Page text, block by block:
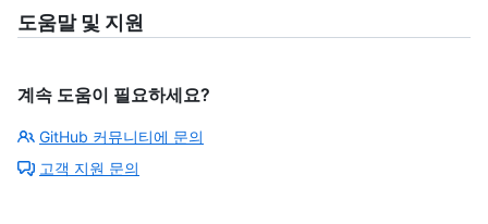
도움말 및 지원
계속 도움이 필요하세요?
GitHub 커뮤니티에 문의
고객 지원 문의